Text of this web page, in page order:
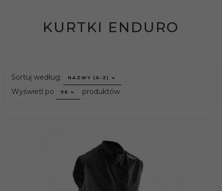
KURTKI ENDURO
Sortuj według: sort
NAZWY (A-Z)
Wyświetl po pop
96 produktów